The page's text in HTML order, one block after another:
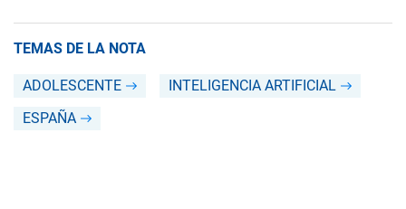
TEMAS DE LA NOTA
ADOLESCENTE
INTELIGENCIA ARTIFICIAL
ESPAÑA